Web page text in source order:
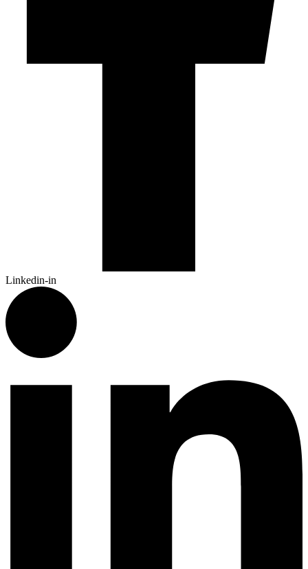
Linkedin-in